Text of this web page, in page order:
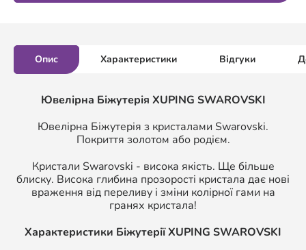
Опис Характеристики Відгуки
Ювелірна Біжутерія XUPING SWAROVSKI
Ювелірна Біжутерія з кристалами Swarovski.
Покриття золотом або родієм.
Кристали Swarovski - висока якість. Ще більше
блиску. Висока глибина прозорості кристала дає нові
враження від переливу і зміни колірної гами на
гранях кристала!
Характеристики БіжутеріїXUPING SWAROVSKI